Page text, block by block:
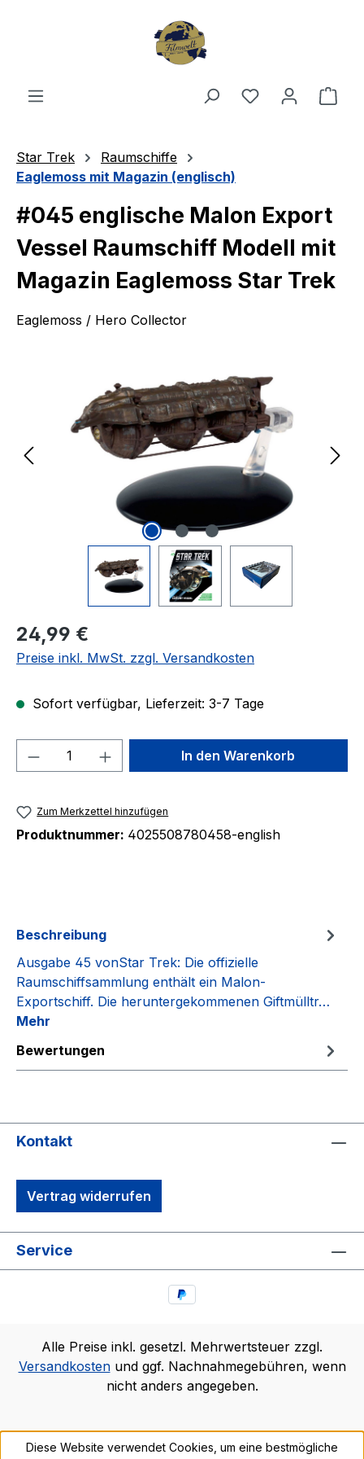
Du hast 0
Star Trek
Raumschiffe
Eaglemoss mit Magazin (englisch)
#045 englische Malon Export
Vessel Raumschiff Modell mit
Magazin Eaglemoss Star Trek
Eaglemoss / Hero Collector
Regulärer Preis:
24,99 €
Preise inkl. MwSt. zzgl. Versandkosten
Sofort verfügbar, Lieferzeit: 3-7 Tage
Produkt Anzahl: Gib denIn den Warenkorb
Zum Merkzettel hinzufügen
Produktnummer: 4025508780458-english
Beschreibung
Ausgabe 45 vonStar Trek: Die offizielle
Raumschiffsammlung enthält ein Malon-
Exportschiff. Die heruntergekommenen Giftmülltr…
Mehr
Bewertungen
Kontakt
Vertrag widerrufen
Service
Alle Preise inkl. gesetzl. Mehrwertsteuer zzgl.
Versandkostenund ggf. Nachnahmegebühren, wenn
nicht anders angegeben.
Diese Website verwendet Cookies, um eine bestmögliche